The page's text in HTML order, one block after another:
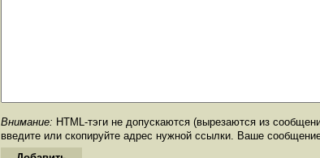
Внимание: HTML-тэги не допускаются (вырезаются из
введите или скопируйте адрес нужной ссылки. Ваше